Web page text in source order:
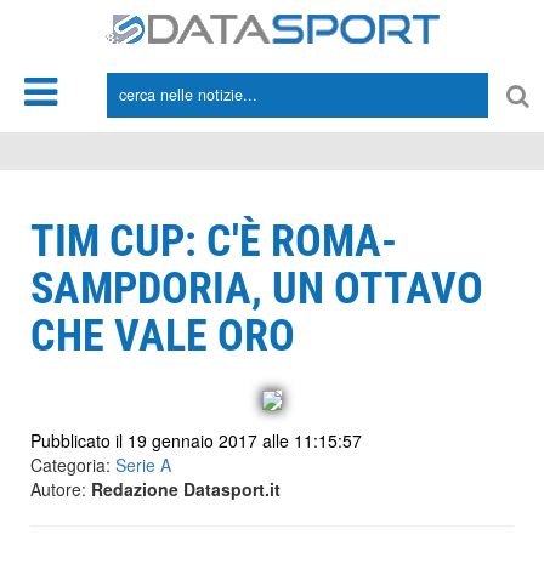
TIM CUP: C'È ROMA-
SAMPDORIA, UN OTTAVO
CHE VALE ORO
Pubblicato il 19 gennaio 2017 alle 11:15:57
Categoria: Serie A
Autore: Redazione Datasport.it